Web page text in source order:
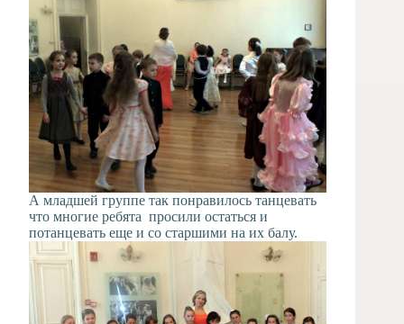
А младшей группе так понравилось танцевать
что многие ребята просили остаться и
потанцевать еще и со старшими на их балу.